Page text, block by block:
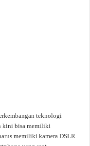
teknologi
kini bisa memiliki
memiliki kamera DSLR